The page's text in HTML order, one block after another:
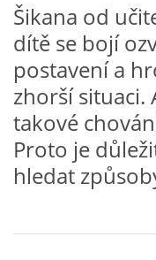
MIKULÁŠ, ČERTI
MASOPUST
VELIKONOCE
SVĚTOVÝ DEN VODY
Šikana od
dítě se bojí
postavení a
zhorší situaci.
takové
Proto je
hledat